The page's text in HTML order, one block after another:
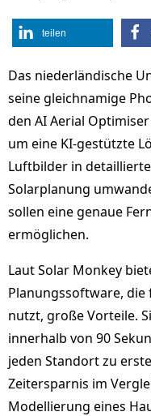
teilen
Das niederländische
seine gleichnamige
den AI Aerial
um eine KI-gestützte
Luftbilder in
Solarplanung
sollen eine genaue
ermöglichen.
Laut Solar Monkey
Planungssoftware,
nutzt, große Vorteile.
innerhalb von 90
jeden Standort zu
Zeitersparnis im
Modellierung eines